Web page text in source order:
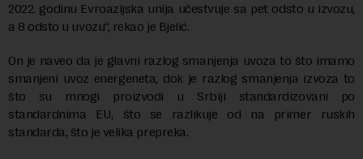
2022. godinu Evroazijska unija učestvuje sa pet odsto u izvozu,
a 8 odsto u uvozu“, rekao je Bjelić.
On je naveo da je glavni razlog smanjenja uvoza to što imamo
smanjeni uvoz energeneta, dok je razlog smanjenja izvoza to
što su mnogi proizvodi u Srbiji standardizovani po
standardnima EU, što se razlikuje od na primer ruskih
standarda, što je velika prepreka.